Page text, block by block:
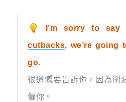
I’m sorry to say
cutbacks, we’re going
go.
很遺憾要告訴你，因為削
僱你。